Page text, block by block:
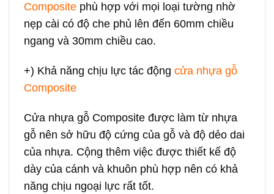
Composite phù hợp với mọi loại tường nhờ
nẹp cài có độ che phủ lên đến 60mm chiều
ngang và 30mm chiều cao.
+) Khả năng chịu lực tác động cửa nhựa gỗ
Composite
Cửa nhựa gỗ Composite được làm từ nhựa
gỗ nên sở hữu độ cứng của gỗ và độ dẻo dai
của nhựa. Cộng thêm việc được thiết kế độ
dày của cánh và khuôn phù hợp nên có khả
năng chịu ngoại lực rất tốt.